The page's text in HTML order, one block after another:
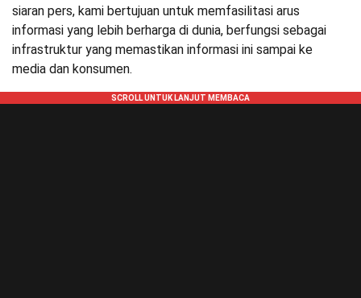
siaran pers, kami bertujuan untuk memfasilitasi arus
informasi yang lebih berharga di dunia, berfungsi sebagai
infrastruktur yang memastikan informasi ini sampai ke
media dan konsumen.